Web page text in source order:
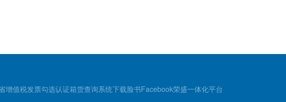
增值税发票勾选认证箱货查询系统下载脸书Facebook荣盛一体化平台